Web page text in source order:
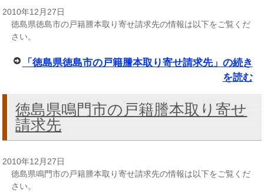
2010年12月27日
徳島県徳島市の戸籍謄本取り寄せ請求先の情報は以下をご覧くだ
さい。
「徳島県徳島市の戸籍謄本取り寄せ請求先」の続き
を読む
徳島県鳴門市の戸籍謄本取り寄せ
請求先
2010年12月27日
徳島県鳴門市の戸籍謄本取り寄せ請求先の情報は以下をご覧くだ
さい。